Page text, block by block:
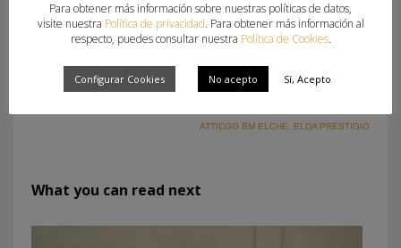
ATTICGO BM ELCHE, ELDA PRESTIGIO
What you can read next
Para obtener más información sobre nuestras políticas de datos,
visite nuestra Política de privacidad. Para obtener más información al
respecto, puedes consultar nuestra Política de Cookies.
Configurar Cookies No acepto Sí, Acepto